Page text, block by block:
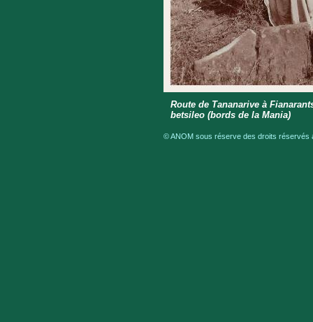
Route de Tananarive à
betsileo (bords de la Mania)
© ANOM sous réserve des droits réservés